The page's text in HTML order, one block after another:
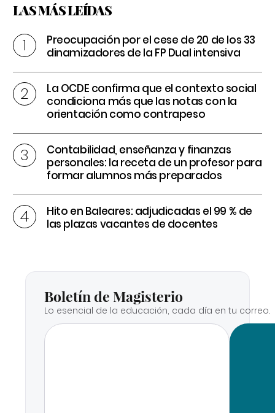
LAS MÁS LEÍDAS
Preocupación por el cese de 20 de los 33
dinamizadores de la FP Dual intensiva
La OCDE confirma que el contexto social
condiciona más que las notas con la
orientación como contrapeso
Contabilidad, enseñanza y finanzas
personales: la receta de un profesor para
formar alumnos más preparados
Hito en Baleares: adjudicadas el 99 % de
las plazas vacantes de docentes
Boletín de Magisterio
Lo esencial de la educación, cada día en tu correo.